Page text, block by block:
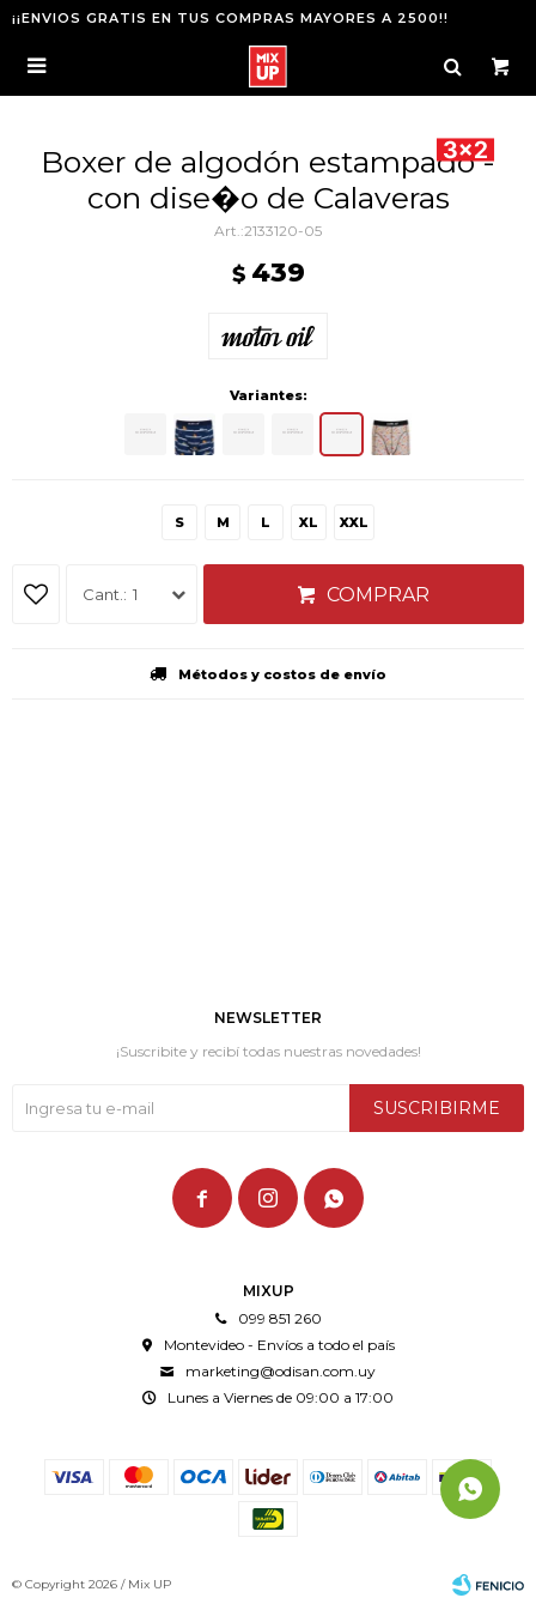
¡¡ENVIOS GRATIS EN TUS COMPRAS MAYORES A 2500!!

Boxer de algodón estampado -
con dise�o de Calaveras
2133120-05
$ 439
Variantes:
S M L XL XXL
1 COMPRAR
Métodos y costos de envío
MIXUP
099 851 260
Montevideo - Envíos a todo el país
marketing@odisan.com.uy
Lunes a Viernes de 09:00 a 17:00
NEWSLETTER
¡Suscribite y recibí todas nuestras novedades!
SUSCRIBIRME
  
© Copyright 2026 / Mix UP